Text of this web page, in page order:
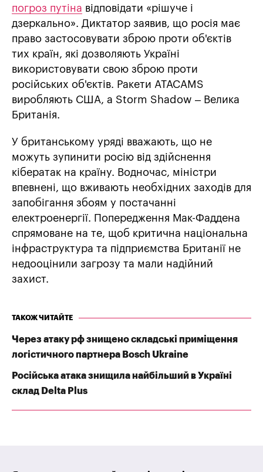
погроз путіна відповідати «рішуче і
дзеркально». Диктатор заявив, що росія має
право застосовувати зброю проти об'єктів
тих країн, які дозволяють Україні
використовувати свою зброю проти
російських об'єктів. Ракети ATACAMS
виробляють США, а Storm Shadow – Велика
Британія.
У британському уряді вважають, що не
можуть зупинити росію від здійснення
кібератак на країну. Водночас, міністри
впевнені, що вживають необхідних заходів для
запобігання збоям у постачанні
електроенергії. Попередження Мак-Фаддена
спрямоване на те, щоб критична національна
інфраструктура та підприємства Британії не
недооцінили загрозу та мали надійний
захист.
ТАКОЖ ЧИТАЙТЕ
Через атаку рф знищено складські приміщення
логістичного партнера Bosch Ukraine
Російська атака знищила найбільший в Україні
склад Delta Plus